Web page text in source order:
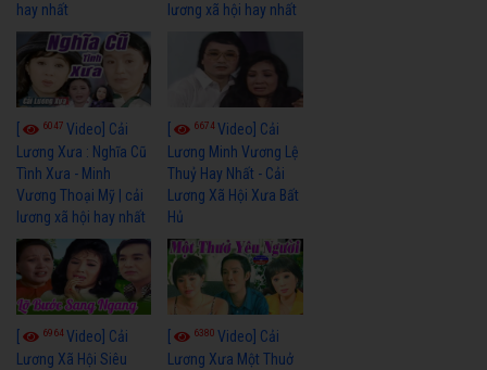
hay nhất
lương xã hội hay nhất
6047 Video] Cải
Lương Xưa : Nghĩa Cũ
Tình Xưa - Minh
Vương Thoại Mỹ | cải
lương xã hội hay nhất
6674Video] Cải
Lương Minh Vương Lệ
Thuỷ Hay Nhất - Cải
Lương Xã Hội Xưa Bất
Hủ
6964Video] Cải
Lương Xã Hội Siêu
6380Video] Cải
Lương Xưa Một Thuở